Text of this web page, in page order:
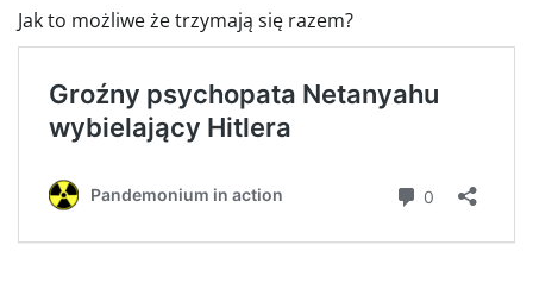
Jak to możliwe że trzymają się razem?